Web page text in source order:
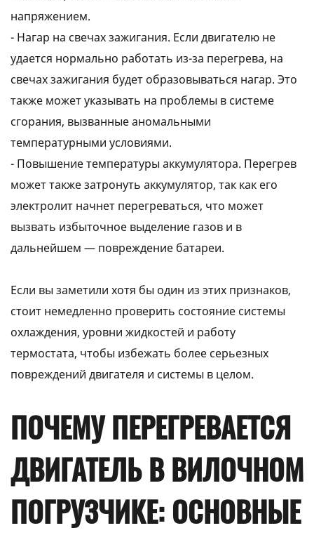
напряжением.
- Нагар на свечах зажигания. Если двигателю не
удается нормально работать из-за перегрева, на
свечах зажигания будет образовываться нагар. Это
также может указывать на проблемы в системе
сгорания, вызванные аномальными
температурными условиями.
- Повышение температуры аккумулятора. Перегрев
может также затронуть аккумулятор, так как его
электролит начнет перегреваться, что может
вызвать избыточное выделение газов и в
дальнейшем — повреждение батареи.
Если вы заметили хотя бы один из этих признаков,
стоит немедленно проверить состояние системы
охлаждения, уровни жидкостей и работу
термостата, чтобы избежать более серьезных
повреждений двигателя и системы в целом.
ПОЧЕМУ ПЕРЕГРЕВАЕТСЯ
ДВИГАТЕЛЬ В ВИЛОЧНОМ
ПОГРУЗЧИКЕ: ОСНОВНЫЕ